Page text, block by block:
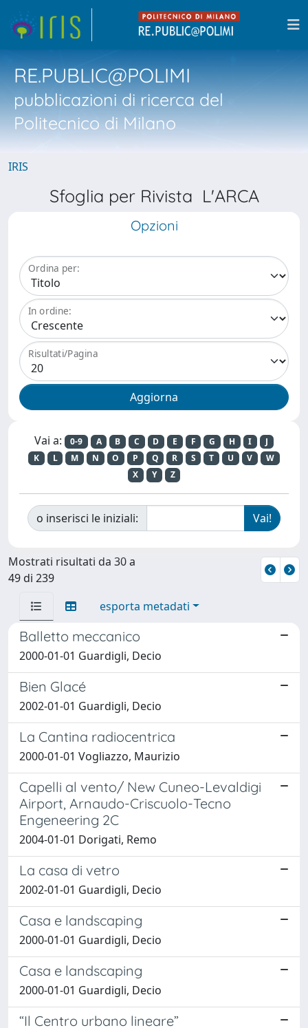
RE.PUBLIC@POLIMI
pubblicazioni di ricerca del
Politecnico di Milano
IRIS
Sfoglia per Rivista L'ARCA
Opzioni
Ordina per:
In ordine:
Risultati/Pagina
Vai a: 0-9 A B C D E F G H I
J
K
L M N O P Q R S T U V
W
X
Y Z
o inserisci le iniziali:
Mostrati risultati da 30 a
49 di 239
esporta metadati
Balletto meccanico
2000-01-01 Guardigli, Decio
Bien Glacé
2002-01-01 Guardigli, Decio
La Cantina radiocentrica
2000-01-01 Vogliazzo, Maurizio
Capelli al vento/ New Cuneo-Levaldigi
Airport, Arnaudo-Criscuolo-Tecno
Engeneering 2C
2004-01-01 Dorigati, Remo
La casa di vetro
2002-01-01 Guardigli, Decio
Casa e landscaping
2000-01-01 Guardigli, Decio
Casa e landscaping
2000-01-01 Guardigli, Decio
“Il Centro urbano lineare”